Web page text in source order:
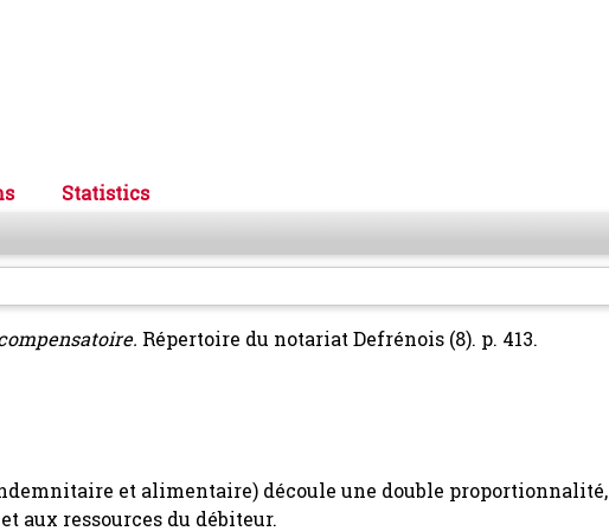
Statistics
Répertoire du notariat Defrénois (8). p. 413.
et alimentaire) découle une double proportionnalité,
aux ressources du débiteur.